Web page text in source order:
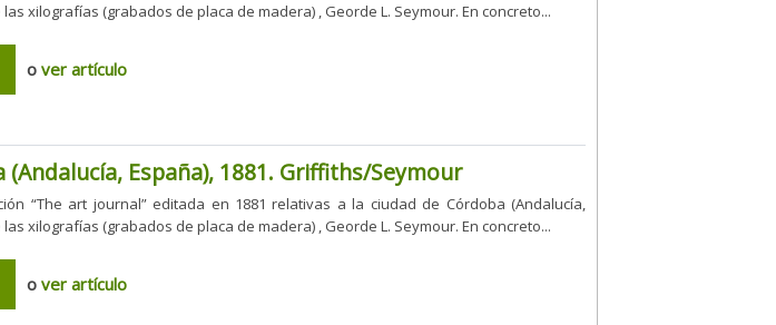
xilografías (grabados de placa de madera) , Georde L. Seymour. En concreto...
o ver artículo
España), 1881. Griffiths/Seymour
“The art journal” editada en 1881 relativas a la ciudad de Córdoba (Andalucía,
xilografías (grabados de placa de madera) , Georde L. Seymour. En concreto...
o ver artículo